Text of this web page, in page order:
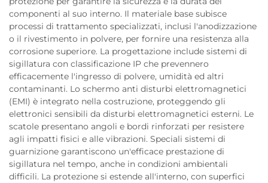
componenti al suo interno. Il materiale base subisce
processi di trattamento specializzati, inclusi l'anodizzazione
o il rivestimento in polvere, per fornire una resistenza alla
corrosione superiore. La progettazione include sistemi di
sigillatura con classificazione IP che prevennero
efficacemente l'ingresso di polvere, umidità ed altri
contaminanti. Lo schermo anti disturbi elettromagnetici
(EMI) è integrato nella costruzione, proteggendo gli
elettronici sensibili da disturbi elettromagnetici esterni. Le
scatole presentano angoli e bordi rinforzati per resistere
agli impatti fisici e alle vibrazioni. Speciali sistemi di
guarnizione garantiscono un'efficace prestazione di
sigillatura nel tempo, anche in condizioni ambientali
difficili. La protezione si estende all'interno, con superfici